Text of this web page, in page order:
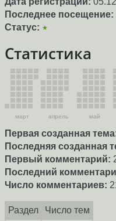
Последнее посещение:
Статус: ★
Статистика
март апрель май
Первая созданная
Последняя созданная
Первый комментарий:
Последний
Число комментариев:
Раздел Число тем